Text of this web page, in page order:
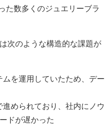
数多くのジュエリーブラ
次のような構造的な課題が
を運用していたため、デー
められており、社内にノウ
ドが遅かった